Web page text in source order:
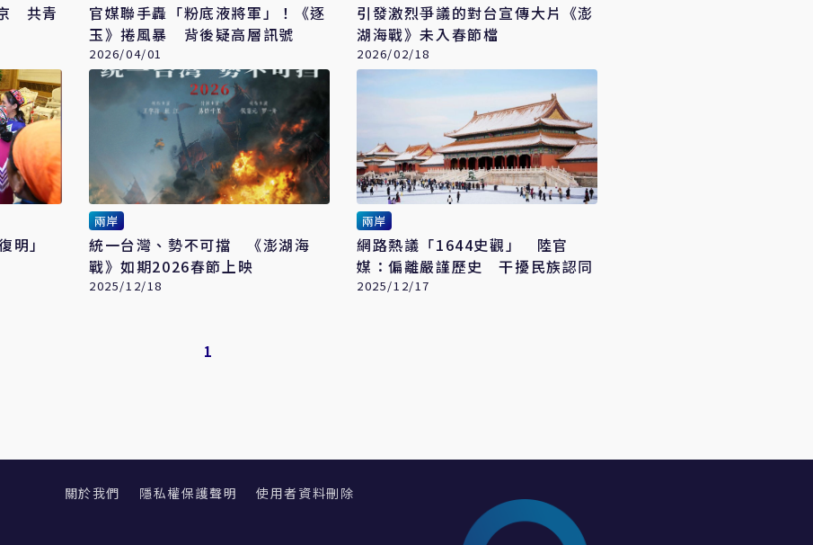
共青
官媒聯手轟「粉底液將軍」！《逐
玉》捲風暴 背後疑高層訊號
2026/04/01
引發激烈爭議的對台宣傳大片《澎
湖海戰》未入春節檔
2026/02/18
明」
兩岸
統一台灣、勢不可擋 《澎湖海
戰》如期2026春節上映
2025/12/18
兩岸
網路熱議「1644史觀」 陸官
媒：偏離嚴謹歷史 干擾民族認同
2025/12/17
1
關於我們 隱私權保護聲明 使用者資料刪除